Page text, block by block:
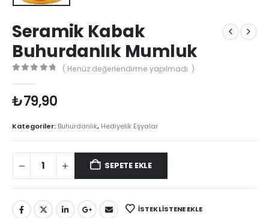
Seramik Kabak
Buhurdanlık Mumluk
( Henüz değerlendirme yapılmadı. )
₺79,90
Kategoriler: Buhurdanlık, Hediyelik Eşyalar
SEPETE EKLE
İSTEK LISTENE EKLE